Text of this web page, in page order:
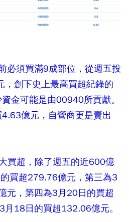
必須買滿9成部位，從週五投
創下史上最高買超紀錄的
金可能是由00940所貢獻。
億元，自營商更是賣出
買超，除了週五的近600億
買超279.76億元，第三為3
元，第四為3月20日的買超
18日的買超132.06億元。